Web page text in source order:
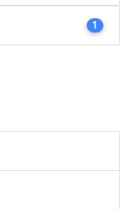
1